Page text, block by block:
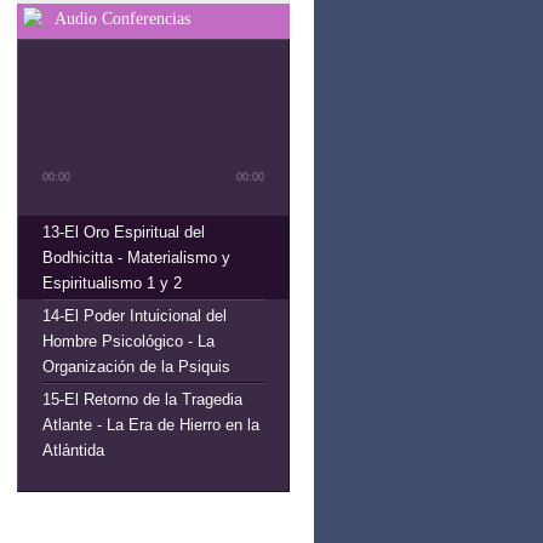
Audio Conferencias
00:00 00:00
13-El Oro Espiritual del
Bodhicitta - Materialismo y
Espiritualismo 1 y 2
14-El Poder Intuicional del
Hombre Psicológico - La
Organización de la Psiquis
15-El Retorno de la Tragedia
Atlante - La Era de Hierro en la
Atlántida